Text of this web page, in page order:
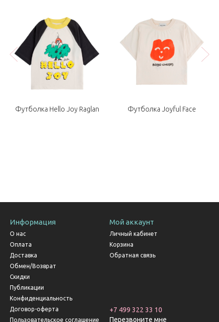
Футболка Hello Joy Raglan Футболка Joyful Face
Информация
О нас
Оплата
Доставка
Обмен/Возврат
Скидки
Публикации
Конфиденциальность
Договор-оферта
Пользовательское соглашение
Мой аккаунт
Личный кабинет
Корзина
Обратная связь
+7 499 322 33 10
Перезвоните мне